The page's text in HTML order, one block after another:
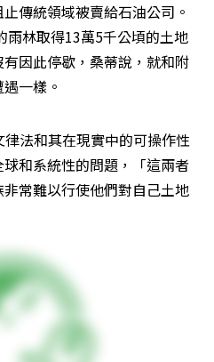
傳統領域被賣給石油公司。
雨林取得13萬5千公頃的土地
因此停歇，桑蒂說，就和附
一樣。
律法和其在現實中的可操作性
和系統性的問題，「這兩者
常難以行使他們對自己土地